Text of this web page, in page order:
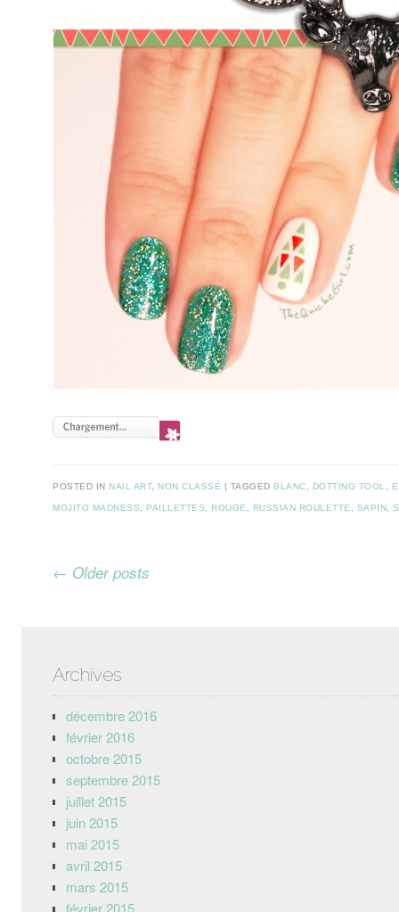
POSTED IN NAIL ART, NON CLASSÉ TAGGED BLANC DOTTING TOOL
MOJITO MADNESS PAILLETTES ROUGE RUSSIAN ROULETTE SAPIN ,
Post navigation
← Older posts
Archives
décembre 2016
février 2016
octobre 2015
septembre 2015
juillet 2015
juin 2015
mai 2015
avril 2015
mars 2015
février 2015